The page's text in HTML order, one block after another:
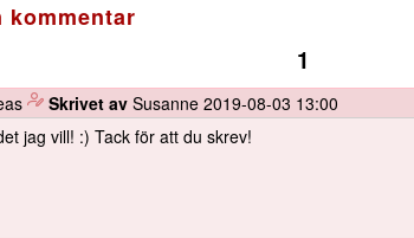
kommentar
1
Skrivet av Susanne 2019-08-03 13:00
jag vill! :) Tack för att du skrev!